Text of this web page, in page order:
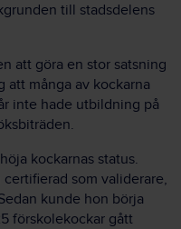
till stadsdelens
att göra en stor satsning
att många av kockarna
inte hade utbildning på
kockarnas status.
som validerare,
kunde hon börja
förskolekockar gått